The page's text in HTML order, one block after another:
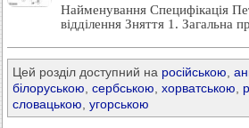
Найменування Специфікація
відділення Зняття 1. Загальна
Цей розділ доступний на російською
білоруською сербською хорватською
словацькою угорською